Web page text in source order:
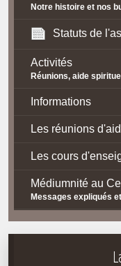
Notre histoire et nos
Statuts de
Activités
Réunions, aide
Informations
Les réunions
Les cours
Médiumnité au
Messages expliqués
Contact / Accès
Plan d'accès